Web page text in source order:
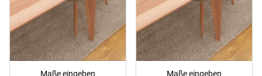
Maße eingeben Maße eingeben